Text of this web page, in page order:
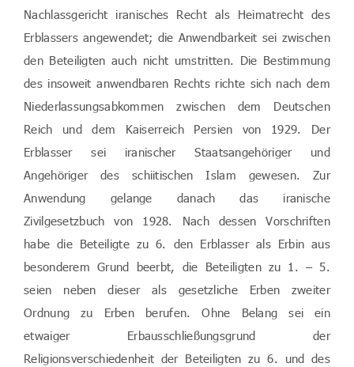
Nachlassgericht iranisches Recht als Heimatrecht des
Erblassers angewendet; die Anwendbarkeit sei zwischen
den Beteiligten auch nicht umstritten. Die Bestimmung
des insoweit anwendbaren Rechts richte sich nach dem
Niederlassungsabkommen zwischen dem Deutschen
Reich und dem Kaiserreich Persien von 1929. Der
Erblasser sei iranischer Staatsangehöriger und
Angehöriger des schiitischen Islam gewesen. Zur
Anwendung gelange danach das iranische
Zivilgesetzbuch von 1928. Nach dessen Vorschriften
habe die Beteiligte zu 6. den Erblasser als Erbin aus
besonderem Grund beerbt, die Beteiligten zu 1. – 5.
seien neben dieser als gesetzliche Erben zweiter
Ordnung zu Erben berufen. Ohne Belang sei ein
etwaiger Erbausschließungsgrund der
Religionsverschiedenheit der Beteiligten zu 6. und des